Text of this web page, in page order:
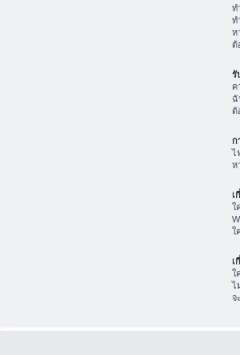
ท
ท
ห
ต้
รั
ค
ฉั
ต้
ก
ไ
ห
เ
ใ
ใ
เ
ใ
ไ
จ